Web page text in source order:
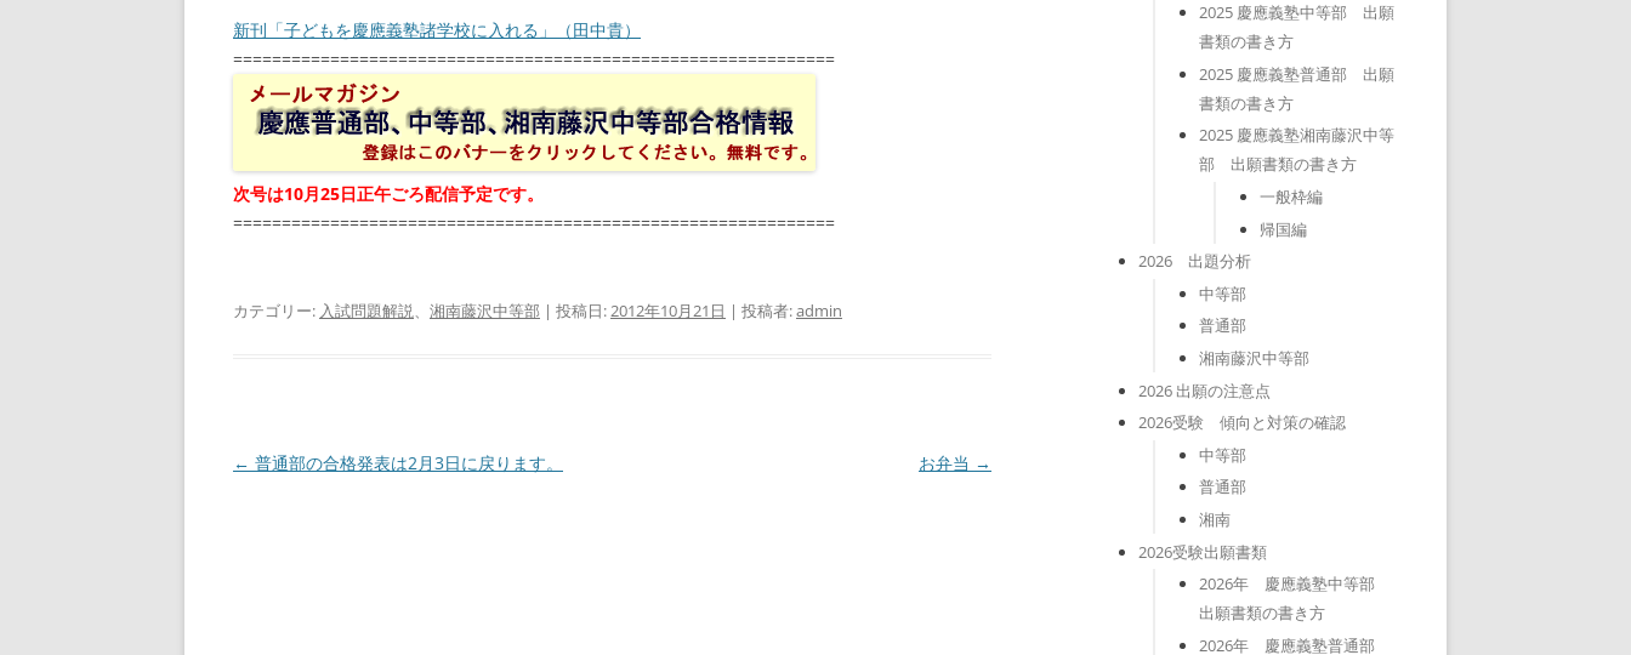
新刊「子どもを慶應義塾諸学校に入れる」（田中貴）
==============================================================
次号は10月25日正午ごろ配信予定です。
==============================================================
カテゴリー: 入試問題解説、 湘南藤沢中等部 | 投稿日:2012年10月21日 | 投稿者:admin
投
← 普通部の合格発表は2月3日に戻ります。 お弁当 →
2025 慶應義塾中等部 出願
書類の書き方
2025 慶應義塾普通部 出願
書類の書き方
2025 慶應義塾湘南藤沢中等
部 出願書類の書き方
一般枠編
帰国編
2026 出題分析
中等部
普通部
湘南藤沢中等部
2026 出願の注意点
2026受験 傾向と対策の確認
中等部
普通部
湘南
2026受験出願書類
2026年 慶應義塾中等部
出願書類の書き方
2026年 慶應義塾普通部